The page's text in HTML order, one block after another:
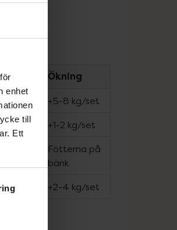
enhet
till
Ett
Ökning
+5-8 kg/set
+1-2 kg/set
Fötterna på
bänk
+2-4 kg/set